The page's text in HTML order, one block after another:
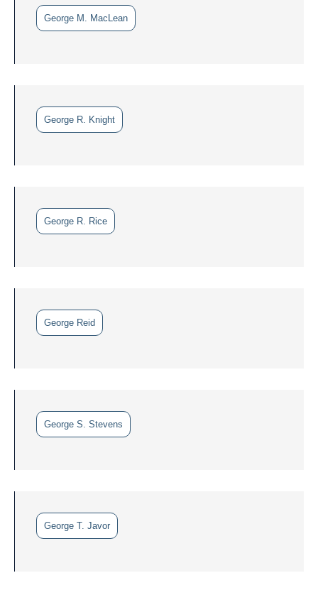
George M. MacLean
George R. Knight
George R. Rice
George Reid
George S. Stevens
George T. Javor